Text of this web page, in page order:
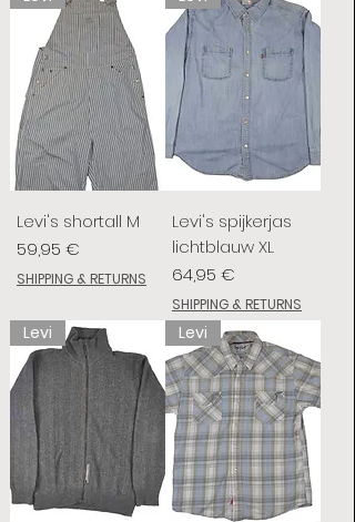
Levi's shortall M
Prix
59,95 €
SHIPPING & RETURNS
Levi's spijkerjas
lichtblauw XL
Prix
64,95 €
SHIPPING & RETURNS
Levi Levi